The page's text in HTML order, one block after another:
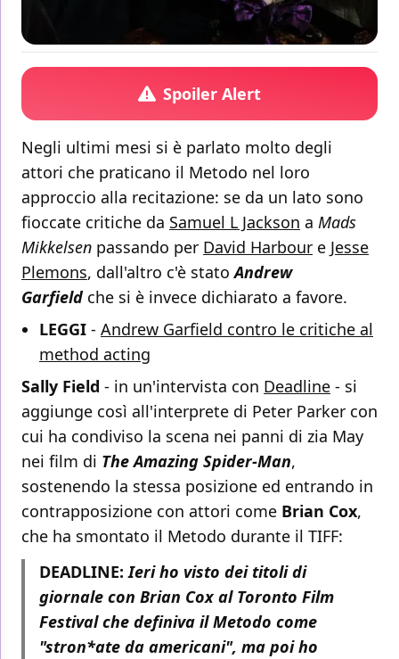
Spoiler Alert
Negli ultimi mesi si è parlato molto degli
attori che praticano il Metodo nel loro
approccio alla recitazione: se da un lato sono
fioccate critiche da Samuel L Jackson a Mads
Mikkelsen passando per David Harbour e Jesse
Plemons, dall'altro c'è statoAndrew
Garfieldche si è invece dichiarato a favore.
LEGGI - Andrew Garfield contro le critiche al
method acting
Sally Field - in un'intervista con Deadline - si
aggiunge così all'interprete di Peter Parker con
cui ha condiviso la scena nei panni di zia May
nei film di The Amazing Spider-Man,
sostenendo la stessa posizione ed entrando in
contrapposizione con attori come Brian Cox,
che ha smontato il Metodo durante il TIFF:
DEADLINE: Ieri ho visto dei titoli di
giornale con Brian Cox al Toronto Film
Festival che definiva il Metodo come
"stron*ate da americani", ma poi ho